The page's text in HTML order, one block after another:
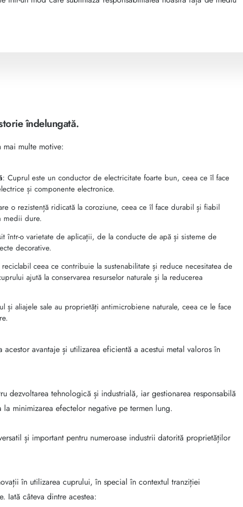
îndelungată.
mai multe motive:
: Cuprul este un conductor de electricitate foarte bun, ceea ce îl face
și componente electronice.
o rezistență ridicată la coroziune, ceea ce îl face durabil și fiabil
medii dure.
într-o varietate de aplicații, de la conducte de apă și sisteme de
decorative.
ceea ce contribuie la sustenabilitate și reduce necesitatea de
ajută la conservarea resurselor naturale și la reducerea
și aliajele sale au proprietăți antimicrobiene naturale, ceea ce le face
avantaje și utilizarea eficientă a acestui metal valoros în
dezvoltarea tehnologică și industrială, iar gestionarea responsabilă
minimizarea efectelor negative pe termen lung.
și important pentru numeroase industrii datorită proprietăților
în utilizarea cuprului, în special în contextul tranziției
Iată câteva dintre acestea: